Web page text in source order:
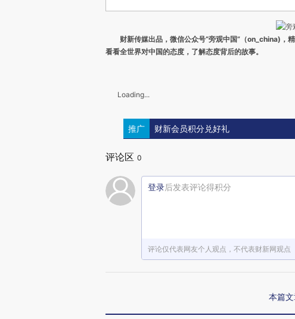
财新传媒出品，微信公众号“旁观中国”（on_china)，精
看看全世界对中国的态度，了解态度背后的故事。
Loading...
推广 财新会员积分兑好礼
评论区 0
登录后发表评论得积分
评论仅代表网友个人观点，不代表财新网观点
本篇